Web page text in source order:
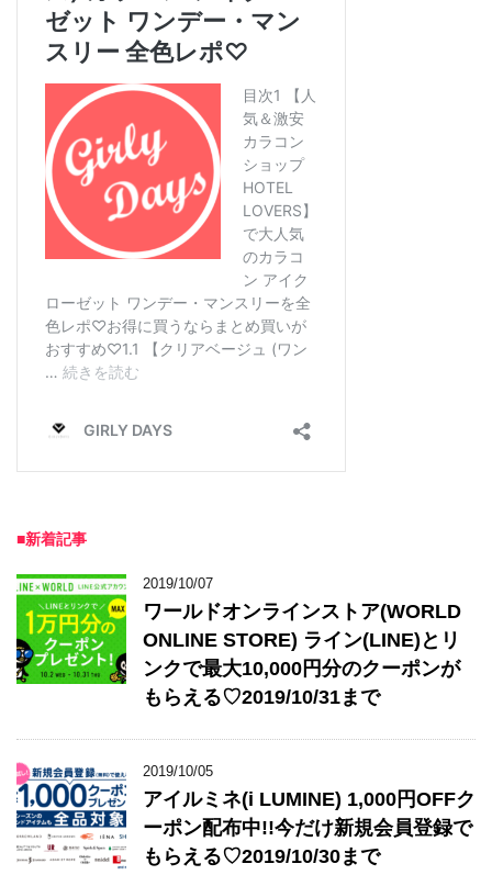
■新着記事
2019/10/07
ワールドオンラインストア(WORLD
ONLINE STORE) ライン(LINE)とリ
ンクで最大10,000円分のクーポンが
もらえる♡2019/10/31まで
2019/10/05
アイルミネ(i LUMINE) 1,000円OFFク
ーポン配布中!!今だけ新規会員登録で
もらえる♡2019/10/30まで